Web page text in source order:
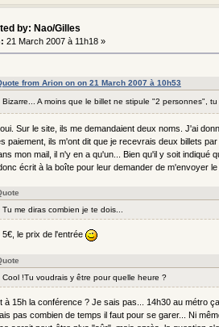
by: Nao/Gilles
21 March 2007 à 11h18 »
from Arion on on 21 March 2007 à 10h53
Bizarre... A moins que le billet ne stipule "2 personnes",
Sur le site, ils me demandaient deux noms. J'ai
paiement, ils m'ont dit que je recevrais deux billets par
mon mail, il n'y en a qu'un... Bien qu'il y soit indiqué
écrit à la boîte pour leur demander de m'envoyer le
Tu me diras combien je te dois...
5€, le prix de l'entrée
Cool !Tu voudrais y être pour quelle heure ?
à 15h la conférence ? Je sais pas... 14h30 au métro
pas combien de temps il faut pour se garer... Ni